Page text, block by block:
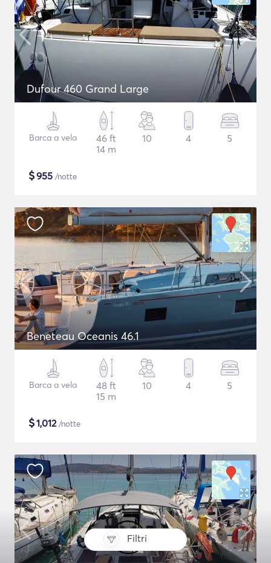
Filtri
Dufour 460 Grand Large
Barca a vela
46 ft
14 m
10 4 5
$955 /notte
Beneteau Oceanis 46.1
Barca a vela
48 ft
15 m
10 4 5
$1,012/notte